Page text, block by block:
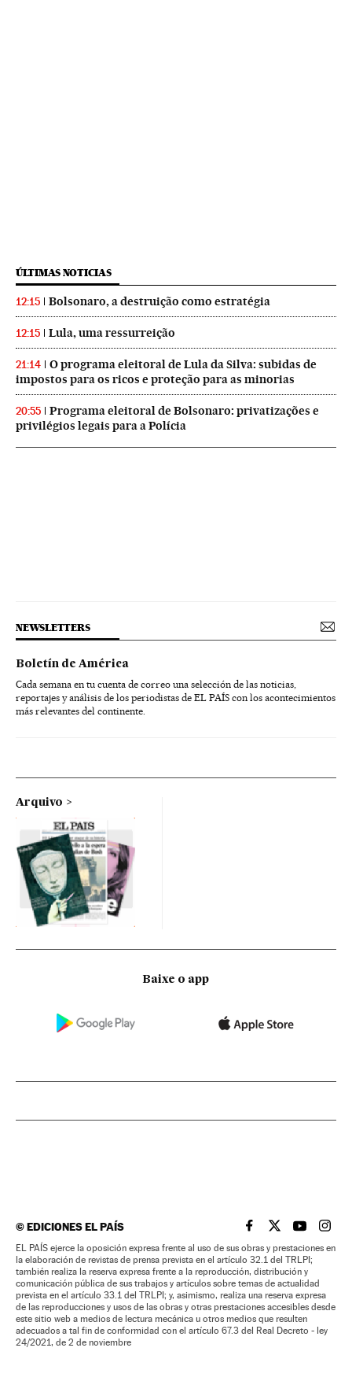
ÚLTIMAS NOTICIAS
12:15 Bolsonaro, a destruição como estratégia
12:15 Lula, uma ressurreição
21:14
O programa eleitoral de Lula da Silva: subidas de
impostos para os ricos e proteção para as minorias
20:55
Programa eleitoral de Bolsonaro: privatizações e
privilégios legais para a Polícia
NEWSLETTERS
Boletín de América
Cada semana en tu cuenta de correo una selección de las noticias,
reportajes y análisis de los periodistas de EL PAÍS con los acontecimientos
más relevantes del continente.
Arquivo
Baixe o app
©EDICIONES EL PAÍS EL PAÍS BRASIL EN
EL PAÍSEL PAÍS
EL
EL PAÍS ejerce la oposición expresa frente al uso de sus obras y prestaciones en
la elaboración de revistas de prensa prevista en el artículo 32.1 del TRLPI;
también realiza la reserva expresa frente a la reproducción, distribución y
comunicación pública de sus trabajos y artículos sobre temas de actualidad
prevista en el artículo 33.1 del TRLPI; y, asimismo, realiza una reserva expresa
de las reproducciones y usos de las obras y otras prestaciones accesibles desde
este sitio web a medios de lectura mecánica u otros medios que resulten
adecuados a tal fin de conformidad con el artículo 67.3 del Real Decreto - ley
24/2021, de 2 de noviembre